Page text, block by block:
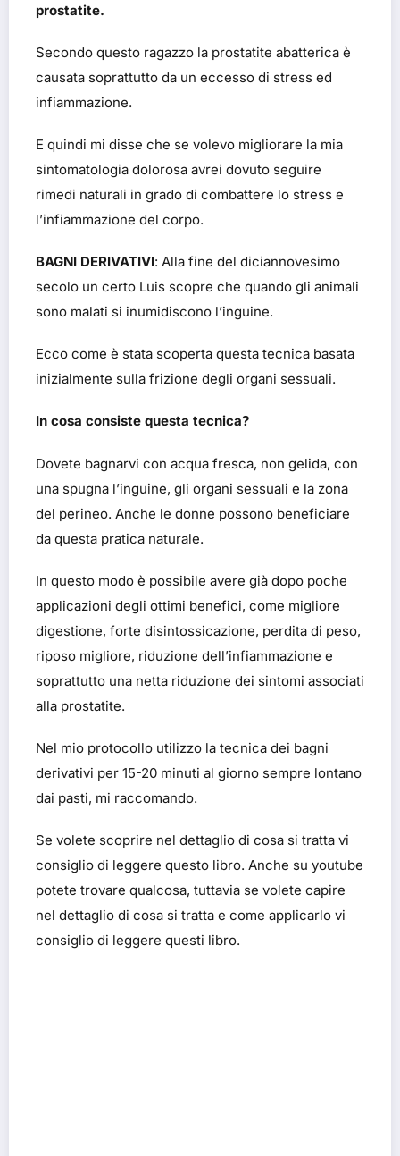
prostatite.
Secondo questo ragazzo la prostatite abatterica è
causata soprattutto da un eccesso di stress ed
infiammazione.
E quindi mi disse che se volevo migliorare la mia
sintomatologia dolorosa avrei dovuto seguire
rimedi naturali in grado di combattere lo stress e
l’infiammazione del corpo.
BAGNI DERIVATIVI: Alla fine del diciannovesimo
secolo un certo Luis scopre che quando gli animali
sono malati si inumidiscono l’inguine.
Ecco come è stata scoperta questa tecnica basata
inizialmente sulla frizione degli organi sessuali.
In cosa consiste questa tecnica?
Dovete bagnarvi con acqua fresca, non gelida, con
una spugna l’inguine, gli organi sessuali e la zona
del perineo. Anche le donne possono beneficiare
da questa pratica naturale.
In questo modo è possibile avere già dopo poche
applicazioni degli ottimi benefici, come migliore
digestione, forte disintossicazione, perdita di peso,
riposo migliore, riduzione dell’infiammazione e
soprattutto una netta riduzione dei sintomi associati
alla prostatite.
Nel mio protocollo utilizzo la tecnica dei bagni
derivativi per 15-20 minuti al giorno sempre lontano
dai pasti, mi raccomando.
Se volete scoprire nel dettaglio di cosa si tratta vi
consiglio di leggere questo libro. Anche su youtube
potete trovare qualcosa, tuttavia se volete capire
nel dettaglio di cosa si tratta e come applicarlo vi
consiglio di leggere questi libro.